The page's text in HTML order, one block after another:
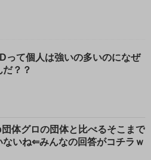
って個人は強いの多いのになぜ
？？
団体グロの団体と比べるそこまで
ないね⇐みんなの回答がコチラｗ